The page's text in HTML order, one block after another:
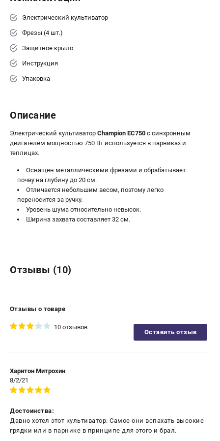
Электрический культиватор
Фрезы (4 шт.)
Защитное крыло
Инструкция
Упаковка
Описание
Электрический культиватор Champion EC750 с синхронным
двигателем мощностью 750 Вт используется в парниках и
теплицах.
Оснащен металлическими фрезами и обрабатывает
почву на глубину до 20 см.
Отличается небольшим весом, поэтому легко
переносится за ручку.
Уровень шума относительно невысок.
Ширина захвата составляет 32 см.
Отзывы (10)
Отзывы о товаре
10 отзывов
Оставить отзыв
Харитон Митрохин
8/2/21
Достоинства:
Давно хотел этот культиватор. Самое они вспахать высокие
грядки или в парнике в принципе для этого и брал.